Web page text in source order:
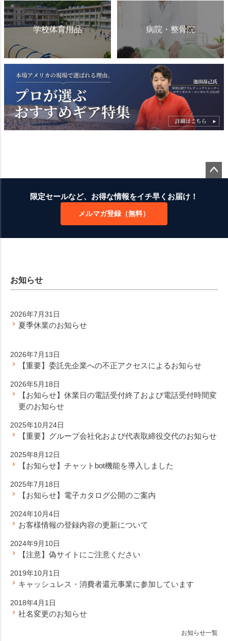
学校体育用品 病院・整骨院
限定セールなど、お得な情報をイチ早くお届け！
メルマガ登録（無料）
お知らせ
2026年7月31日
夏季休業のお知らせ
2026年7月13日
【重要】委託先企業への不正アクセスによるお知らせ
2026年5月18日
【お知らせ】休業日の電話受付終了および電話受付時間変
更のお知らせ
2025年10月24日
【重要】グループ会社化および代表取締役交代のお知らせ
2025年8月12日
【お知らせ】チャットbot機能を導入しました
2025年7月18日
【お知らせ】電子カタログ公開のご案内
2024年10月4日
お客様情報の登録内容の更新について
2024年9月10日
【注意】偽サイトにご注意ください
2019年10月1日
キャッシュレス・消費者還元事業に参加しています
2018年4月1日
社名変更のお知らせ
お知らせ一覧